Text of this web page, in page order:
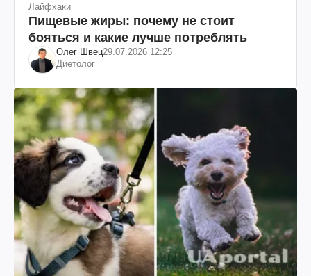
Лайфхаки
Пищевые жиры: почему не стоит
бояться и какие лучше потреблять
Олег Швец29.07.2026 12:25
Диетолог